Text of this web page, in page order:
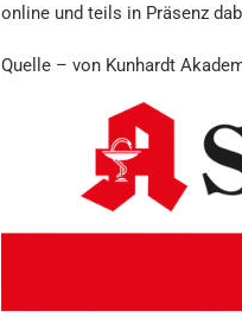
online und teils in Präsenz
Quelle – von Kunhardt